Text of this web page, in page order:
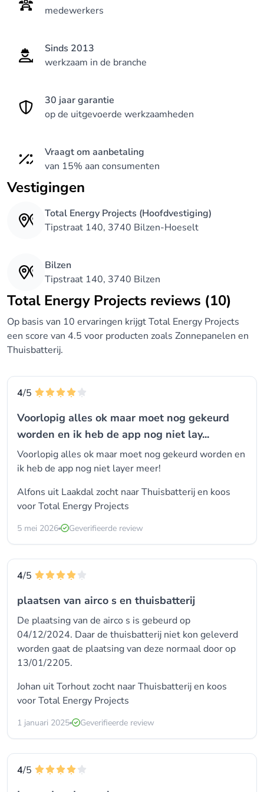
- Isolatie, spouwmuur- en dakisolatie.
plaatsing alsook het onderhoud.
- CV -ketels, plaatsing en onderhoud van gas-,
- Zonneboilers, plaatsing en onderhoud.
installaties, ook al zijn deze installaties niet door
ons geplaatst.
- De vertegenwoordigers van TOTAL ENERGY
PROJECTS zijn allemaal energiedeskundigen,
erkend door de overheid. Ze denken mee met de
klant en proberen daadwerkelijk de beste
investering voor de klant te zoeken. Wij komen
daarom ook graag vrijblijvend langs om
medewerkers
Sinds 2013
werkzaam in de branche
30 jaar garantie
op de uitgevoerde werkzaamheden
Vraagt om aanbetaling
van 15% aan consumenten
Vestigingen
Total Energy Projects (Hoofdvestiging)
Tipstraat 140, 3740 Bilzen-Hoeselt
Bilzen
Tipstraat 140, 3740 Bilzen
Total Energy Projects reviews (10)
Op basis van 10 ervaringen krijgt Total Energy Projects
een score van 4.5 voor producten zoals Zonnepanelen en
Thuisbatterij.
4/5
Voorlopig alles ok maar moet nog gekeurd
worden en ik heb de app nog niet lay...
Voorlopig alles ok maar moet nog gekeurd worden en
ik heb de app nog niet layer meer!
Alfons uit Laakdal zocht naar Thuisbatterij en koos
voorTotal Energy Projects
5 mei 2026 Geverifieerde review
4/5
plaatsen van airco s en thuisbatterij
De plaatsing van de airco s is gebeurd op
04/12/2024. Daar de thuisbatterij niet kon geleverd
worden gaat de plaatsing van deze normaal door op
13/01/2205.
Johan uit Torhout zocht naar Thuisbatterij en koos
voorTotal Energy Projects
1 januari 2025 Geverifieerde review
4/5